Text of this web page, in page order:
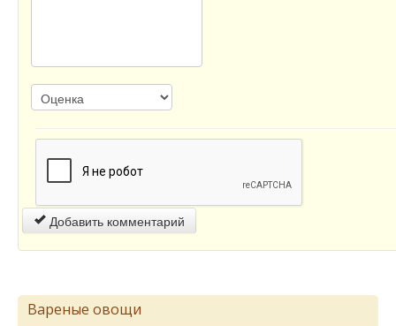
Добавить комментарий
Вареные овощи